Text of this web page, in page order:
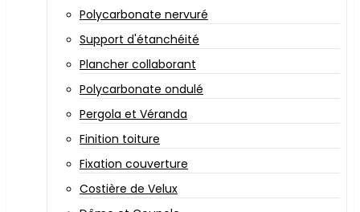
Polycarbonate nervuré
Support d'étanchéité
Plancher collaborant
Polycarbonate ondulé
Pergola et Véranda
Finition toiture
Fixation couverture
Costière de Velux